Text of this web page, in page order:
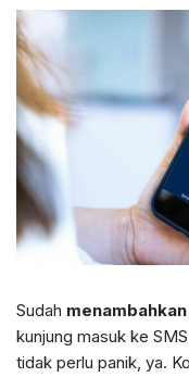
Sudah
kunjung masuk ke
tidak perlu panik, ya.